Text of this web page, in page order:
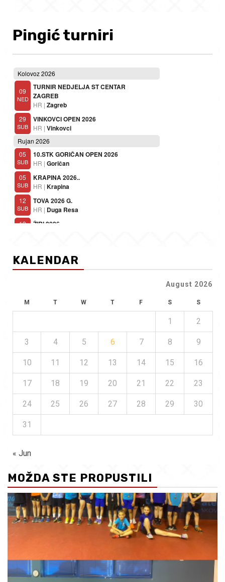
Pingić turniri
KALENDAR
August 2026
M T W T F S S
1 2
3 4 5 6 7 8 9
10 11 12 13 14 15 16
17 18 19 20 21 22 23
24 25 26 27 28 29 30
31
« Jun
MOŽDA STE PROPUSTILI